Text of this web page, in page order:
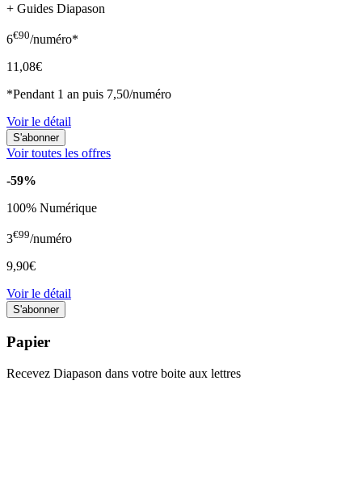
+ Guides Diapason
6€90/numéro*
11,08€
*Pendant 1 an puis 7,50/numéro
Voir le détail
Voir toutes les offres
-59%
100% Numérique
3€99/numéro
9,90€
Voir le détail
Papier
Recevez Diapason dans votre boite aux lettres